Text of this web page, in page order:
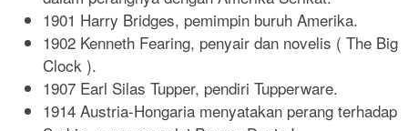
1901 Harry Bridges, pemimpin buruh Amerika.
1902 Kenneth Fearing, penyair dan novelis ( The Big
Clock ).
1907 Earl Silas Tupper, pendiri Tupperware.
1914 Austria-Hongaria menyatakan perang terhadap